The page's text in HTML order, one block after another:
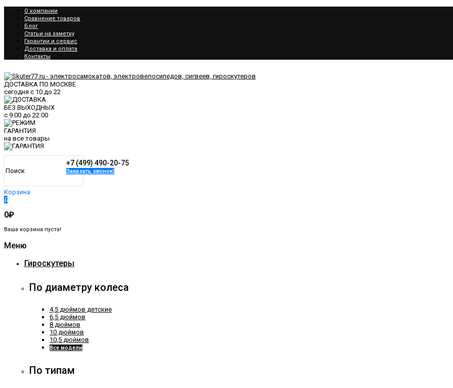
О компании
Сравнение товаров
Блог
Статьи на заметку
Гарантии и сервис
Доставка и оплата
Контакты
ДОСТАВКА ПО МОСКВЕ
сегодня с 10 до 22
БЕЗ ВЫХОДНЫХ
с 9:00 до 22:00
ГАРАНТИЯ
на все товары
+7 (499) 490-20-75
Заказать звонок!
Корзина
0
0₽
Ваша корзина пуста!
Меню
Гироскутеры
По диаметру колеса
4,5 дюймов детские
6,5 дюймов
8 дюймов
10 дюймов
10,5 дюймов
Все модели
По типам